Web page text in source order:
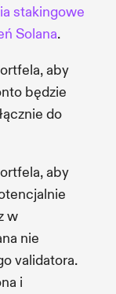
stakingowe
Solana.
aby
będzie
do
aby
w
nie
validatora.
i